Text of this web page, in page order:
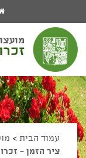
מעבר לתפריט ראשי
הגדל גודל פונט
הקטן גודל פונט
מצב ניגודיות גבוהה
מצב ניגודיות נמוכה
הצג קישורים
הצהרת נגישות
עמוד הבית >
ציר הזמן -